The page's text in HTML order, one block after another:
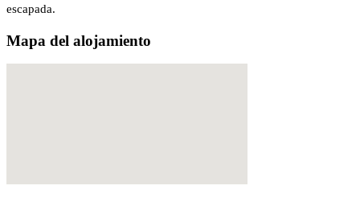
escapada.
Mapa del alojamiento